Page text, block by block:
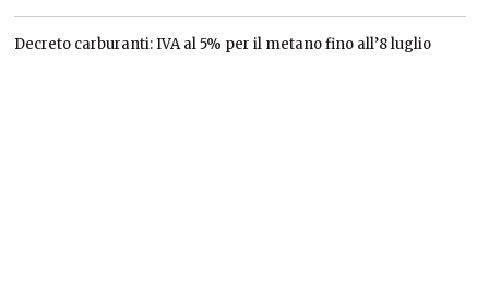
Decreto carburanti: IVA al 5% per il metano fino all’8 luglio